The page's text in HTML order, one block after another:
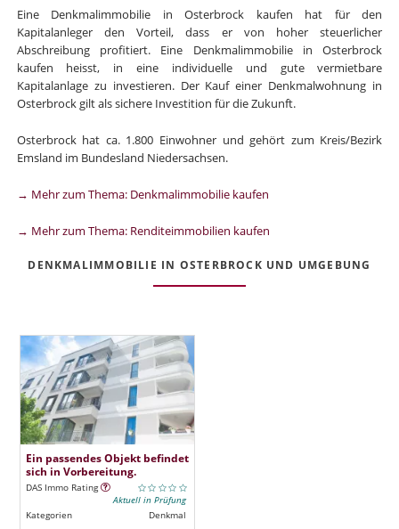
Eine Denkmalimmobilie in Osterbrock kaufen hat für den
Kapitalanleger den Vorteil, dass er von hoher steuerlicher
Abschreibung profitiert. Eine Denkmalimmobilie in Osterbrock
kaufen heisst, in eine individuelle und gute vermietbare
Kapitalanlage zu investieren. Der Kauf einer Denkmalwohnung in
Osterbrock gilt als sichere Investition für die Zukunft.
Osterbrock hat ca. 1.800 Einwohner und gehört zum Kreis/Bezirk
Emsland im Bundesland Niedersachsen.
→ Mehr zum Thema: Denkmalimmobilie kaufen
→ Mehr zum Thema: Renditeimmobilien kaufen
DENKMALIMMOBILIE IN OSTERBROCK UND UMGEBUNG
Ein passendes Objekt befindet
sich in Vorbereitung.
DAS Immo Rating
Aktuell in Prüfung
Kategorien
Denkmal